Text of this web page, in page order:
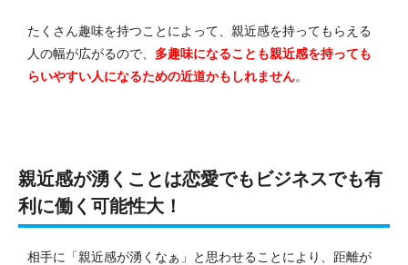
たくさん趣味を持つことによって、親近感を持ってもらえる
人の幅が広がるので、 多趣味になることも親近感を持っても
らいやすい人になるための近道かもしれません。
親近感が湧くことは恋愛でもビジネスでも有
利に働く可能性大！
相手に「親近感が湧くなぁ」と思わせることにより、距離が